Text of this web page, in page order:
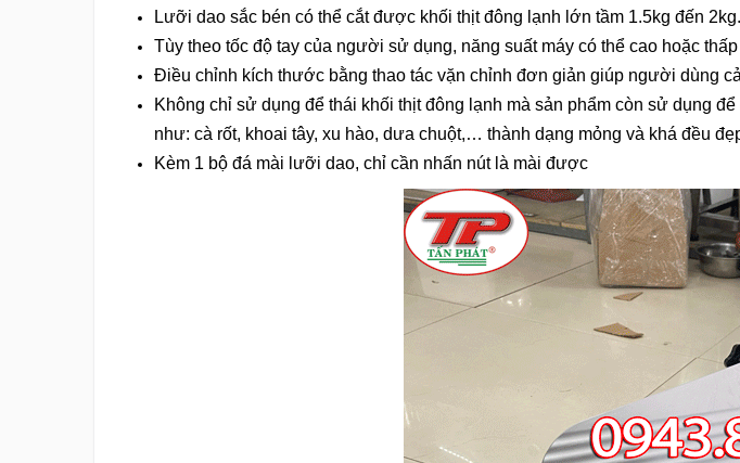
Lưỡi dao sắc bén có thể cắt được khối thịt đông lạnh lớn tầm 1.5kg đến 2kg.
Tùy theo tốc độ tay của người sử dụng, năng suất máy có thể cao hoặc
Điều chỉnh kích thước bằng thao tác vặn chỉnh đơn giản giúp người dùng
Không chỉ sử dụng để thái khối thịt đông lạnh mà sản phẩm còn sử dụng
như: cà rốt, khoai tây, xu hào, dưa chuột,… thành dạng mỏng và khá đều
Kèm 1 bộ đá mài lưỡi dao, chỉ cần nhấn nút là mài được